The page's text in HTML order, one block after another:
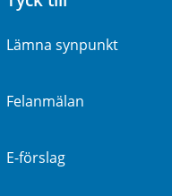
Lämna synpunkt
Felanmälan
E-förslag